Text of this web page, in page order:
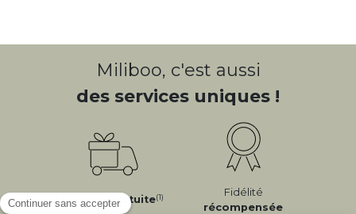
Miliboo, c'est aussi
des services uniques !
LivraisonGratuite(1)
Fidélité
récompensée